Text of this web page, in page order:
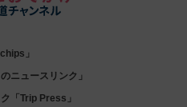
」
ニュースリンク」
「Trip Press」